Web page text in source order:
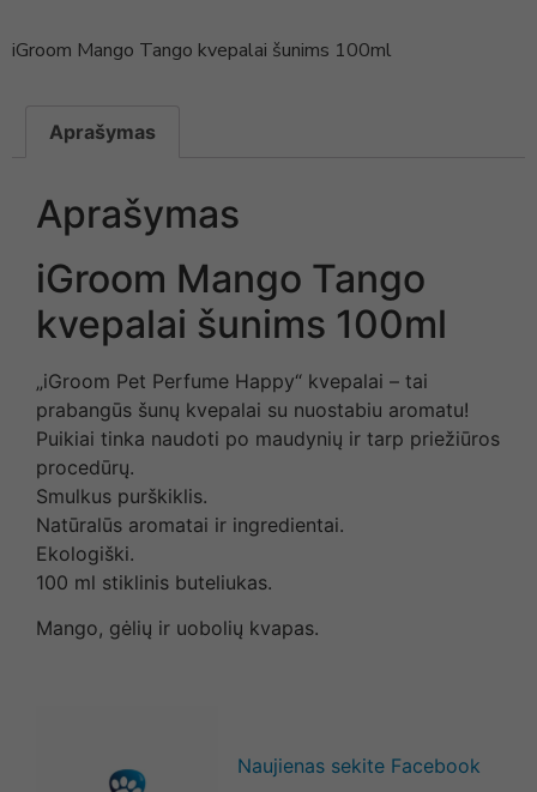
iGroom Mango Tango kvepalai šunims 100ml
Aprašymas
Aprašymas
iGroom Mango Tango
kvepalai šunims 100ml
„iGroom Pet Perfume Happy“ kvepalai – tai
prabangūs šunų kvepalai su nuostabiu aromatu!
Puikiai tinka naudoti po maudynių ir tarp priežiūros
procedūrų.
Smulkus purškiklis.
Natūralūs aromatai ir ingredientai.
Ekologiški.
100 ml stiklinis buteliukas.
Mango, gėlių ir uobolių kvapas.
Naujienas sekite Facebook